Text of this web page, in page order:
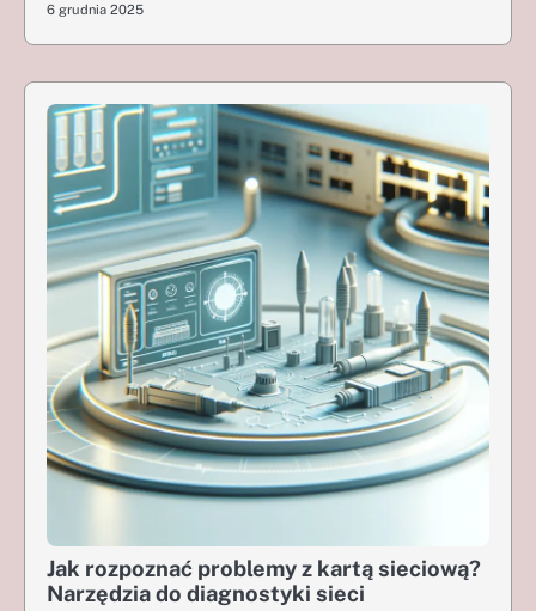
6 grudnia 2025
Jak rozpoznać problemy z kartą sieciową?
Narzędzia do diagnostyki sieci